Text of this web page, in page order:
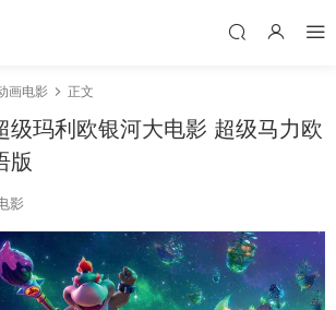
画电影 正文
级玛利欧银河大电影 超级马力欧
版
影